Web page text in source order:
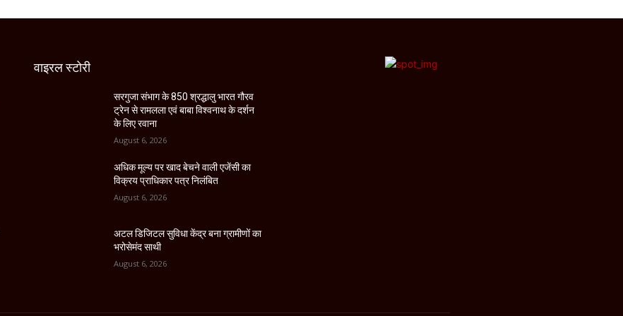
वाइरल स्टोरी
सरगुजा संभाग के 850 श्रद्धालु भारत गौरव
ट्रेन से रामलला एवं बाबा विश्वनाथ के दर्शन
के लिए रवाना
August 6, 2026
अधिक मूल्य पर खाद बेचने वाली एजेंसी का
विक्रय प्राधिकार पत्र निलंबित
August 6, 2026
अटल डिजिटल सुविधा केंद्र बना ग्रामीणों का
भरोसेमंद साथी
August 6, 2026